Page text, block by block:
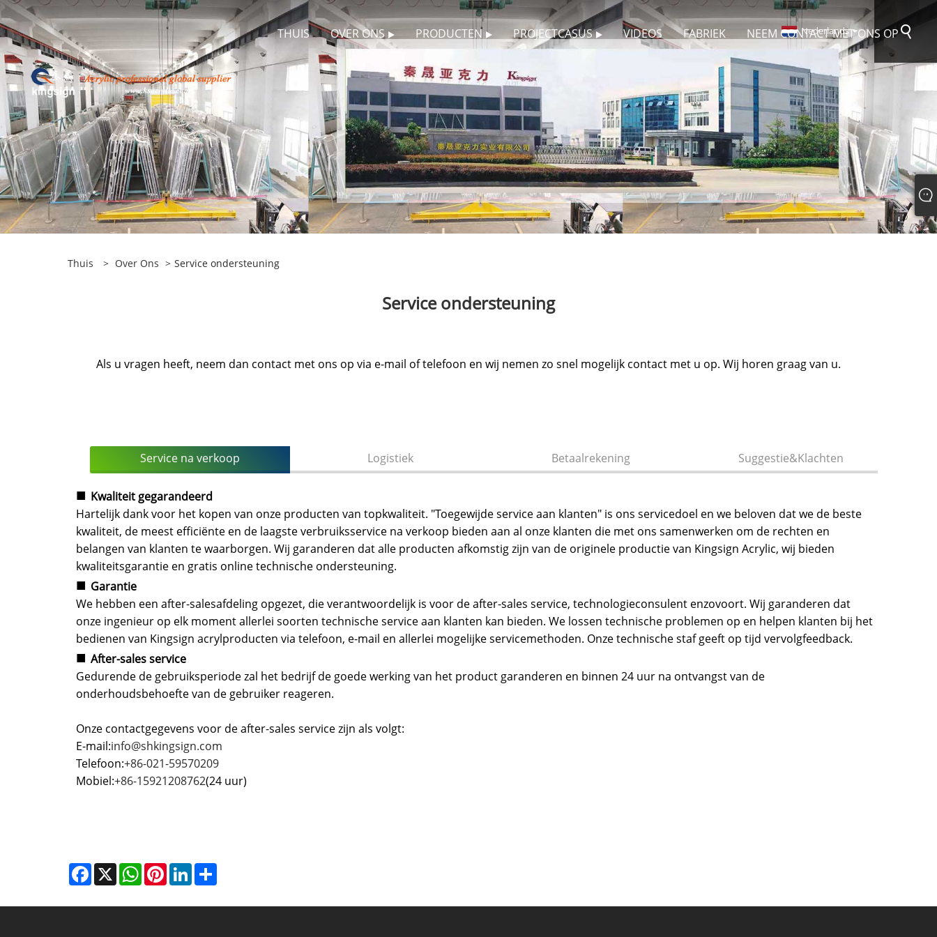
THUIS OVER ONS PRODUCTEN PROJECTCASUS VIDEOS FABRIEK NEEM CONTACT MET ONS OP
Nederlands
Thuis > Over Ons > Service ondersteuning
Service ondersteuning
Als u vragen heeft, neem dan contact met ons op via e-mail of telefoon en wij nemen zo snel mogelijk contact met u op. Wij horen graag van u.
Service na verkoop Logistiek Betaalrekening Suggestie&Klachten
■ Kwaliteit gegarandeerd
Hartelijk dank voor het kopen van onze producten van topkwaliteit. "Toegewijde service aan klanten" is ons servicedoel en we beloven dat we de beste
kwaliteit, de meest efficiënte en de laagste verbruiksservice na verkoop bieden aan al onze klanten die met ons samenwerken om de rechten en
belangen van klanten te waarborgen. Wij garanderen dat alle producten afkomstig zijn van de originele productie van Kingsign Acrylic, wij bieden
kwaliteitsgarantie en gratis online technische ondersteuning.
■ Garantie
We hebben een after-salesafdeling opgezet, die verantwoordelijk is voor de after-sales service, technologieconsulent enzovoort. Wij garanderen dat
onze ingenieur op elk moment allerlei soorten technische service aan klanten kan bieden. We lossen technische problemen op en helpen klanten bij het
bedienen van Kingsign acrylproducten via telefoon, e-mail en allerlei mogelijke servicemethoden. Onze technische staf geeft op tijd vervolgfeedback.
■ After-sales service
Gedurende de gebruiksperiode zal het bedrijf de goede werking van het product garanderen en binnen 24 uur na ontvangst van de
onderhoudsbehoefte van de gebruiker reageren.
Onze contactgegevens voor de after-sales service zijn als volgt:
E-mail:info@shkingsign.com
Telefoon:+86-021-59570209
Mobiel:+86-15921208762(24 uur)
Facebook
X WhatsAppPinterestLinkedIn